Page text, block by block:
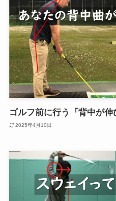
ゴルフ前に行う『背中が伸
2025年4月10日